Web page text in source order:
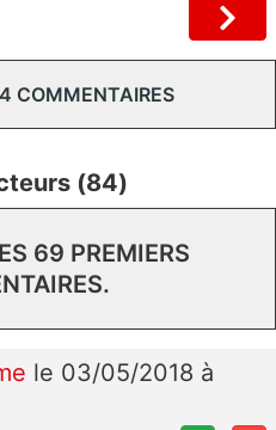
COMMENTAIRES
(84)
69 PREMIERS
le 03/05/2018 à